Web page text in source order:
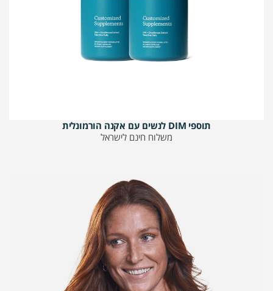
תוספי DIM לנשים עם אקנה הורמונלית
משלוח חינם לישראל